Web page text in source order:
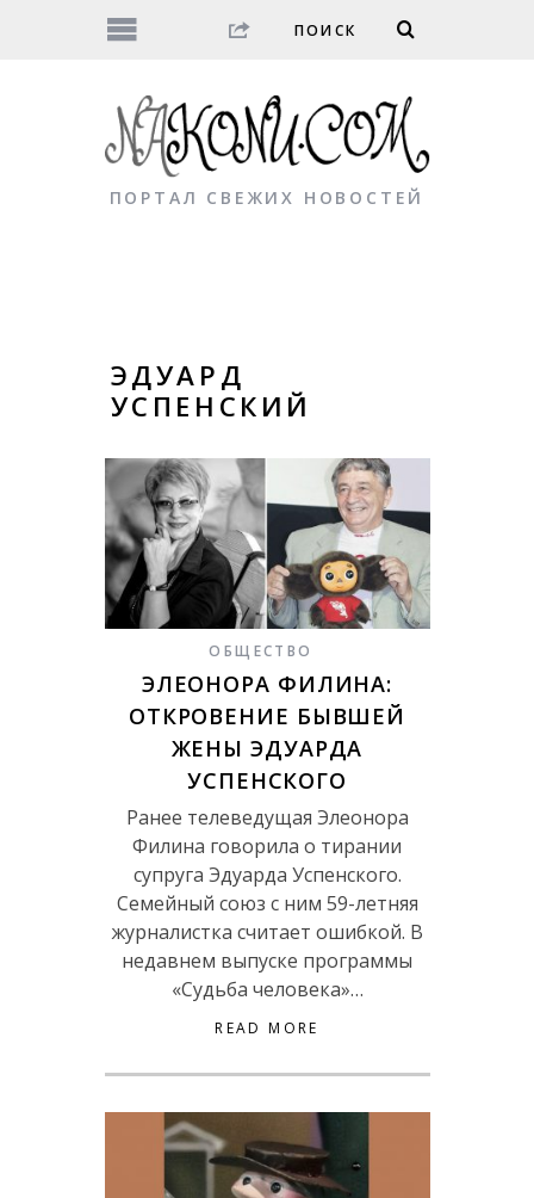
ПОРТАЛ СВЕЖИХ НОВОСТЕЙ
ЭДУАРД
УСПЕНСКИЙ
ОБЩЕСТВО
ЭЛЕОНОРА ФИЛИНА:
ОТКРОВЕНИЕ БЫВШЕЙ
ЖЕНЫ ЭДУАРДА
УСПЕНСКОГО
Ранее телеведущая Элеонора
Филина говорила о тирании
супруга Эдуарда Успенского.
Семейный союз с ним 59-летняя
журналистка считает ошибкой. В
недавнем выпуске программы
«Судьба человека»…
READ MORE